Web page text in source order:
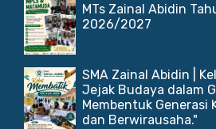
MTs Zainal Abidin
2026/2027
SMA Zainal Abidin |
Jejak Budaya dalam
Membentuk Generasi
dan Berwirausaha."